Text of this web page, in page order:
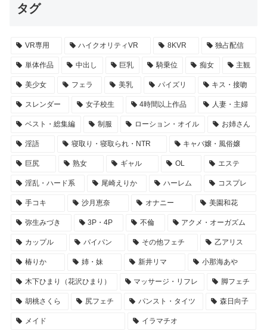
タグ
VR専用 ハイクオリティVR 8KVR 独占配信
単体作品 中出し 巨乳 騎乗位 痴女 主観
美少女 フェラ 美乳 パイズリ キス・接吻
スレンダー 女子校生 4時間以上作品 人妻・主婦
ベスト・総集編 制服 ローション・オイル お姉さん
淫語 寝取り・寝取られ・NTR キャバ嬢・風俗嬢
巨尻 熟女 ギャル OL エステ
淫乱・ハード系 尾崎えりか ハーレム コスプレ
手コキ 沙月恵奈 オナニー 美園和花
弥生みづき 3P・4P 不倫 アクメ・オーガズム
カップル パイパン その他フェチ 乙アリス
椿りか 姉・妹 新井リマ 小那海あや
木下ひまり（花沢ひまり） マッサージ・リフレ 脚フェチ
胡桃さくら 尻フェチ パンスト・タイツ 森日向子
メイド イラマチオ